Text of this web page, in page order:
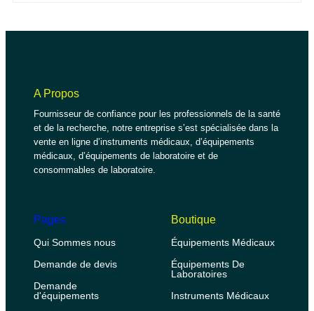
A Propos
Fournisseur de confiance pour les professionnels de la santé
et de la recherche, notre entreprise s’est spécialisée dans la
vente en ligne d’instruments médicaux, d’équipements
médicaux, d’équipements de laboratoire et de
consommables de laboratoire.
Pages
Qui Sommes nous
Demande de devis
Demande
d'équipements
Boutique
Équipements Médicaux
Équipements De
Laboratoires
Instruments Médicaux